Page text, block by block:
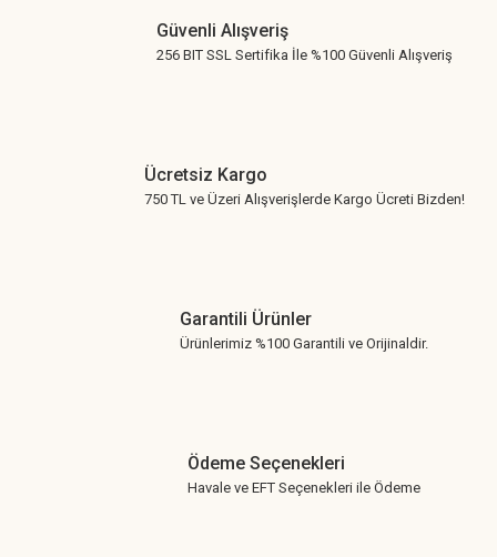
Güvenli Alışveriş
256 BIT SSL Sertifika İle %100 Güvenli Alışveriş
Ücretsiz Kargo
750 TL ve Üzeri Alışverişlerde Kargo Ücreti Bizden!
Garantili Ürünler
Ürünlerimiz %100 Garantili ve Orijinaldir.
Ödeme Seçenekleri
Havale ve EFT Seçenekleri ile Ödeme